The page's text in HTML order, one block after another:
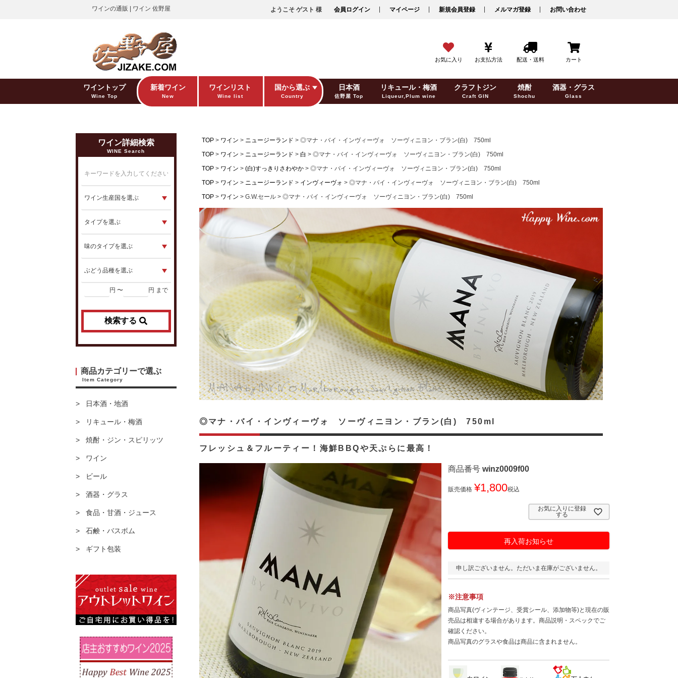
ワインの通販 | ワイン 佐野屋 ようこそ ゲスト 様 会員ログイン マイページ 新規会員登録 メルマガ登録 お問い合わせ
お気に入り お支払方法 配送・送料 カート
ワイントップ
Wine Top
新着ワイン
New
ワインリスト
Wine list
国から選ぶ
Country
日本酒
佐野屋 Top
リキュール・梅酒
Liqueur,Plum wine
クラフトジン
Craft GIN
焼酎
Shochu
酒器・グラス
Glass
ワイン詳細検索
WINE Search
円 〜 円 まで
検索する
商品カテゴリーで選ぶ
Item Category
日本酒・地酒
リキュール・梅酒
焼酎・ジン・スピリッツ
ワイン
ビール
酒器・グラス
食品・甘酒・ジュース
石鹸・バスボム
ギフト包装
TOP ワイン ニュージーランド
◎マナ・バイ・インヴィーヴォ ソーヴィニヨン・ブラン(白) 750ml
TOP
ワイン ニュージーランド 白
◎マナ・バイ・インヴィーヴォ ソーヴィニヨン・ブラン(白) 750ml
TOP
ワイン (白)すっきりさわやか
◎マナ・バイ・インヴィーヴォ ソーヴィニヨン・ブラン(白) 750ml
TOP
ワイン ニュージーランド インヴィーヴォ
◎マナ・バイ・インヴィーヴォ ソーヴィニヨン・ブラン(白) 750ml
TOP
ワイン G.W.セール ◎マナ・バイ・インヴィーヴォ ソーヴィニヨン・ブラン(白) 750ml
フレッシュ＆フルーティー！海鮮BBQや天ぷらに最高！
◎マナ・バイ・インヴィーヴォ ソーヴィニヨン・ブラン(白) 750ml
商品番号 winz0009f00
販売価格 ¥1,800税込
お気に入りに登録
する
再入荷お知らせ
申し訳ございません。ただいま在庫がございません。
※注意事項
商品写真(ヴィンテージ、受賞シール、添加物等)と現在の販
売品は相違する場合があります。商品説明・スペックでご
確認ください。
商品写真のグラスや食品は商品に含まれません。